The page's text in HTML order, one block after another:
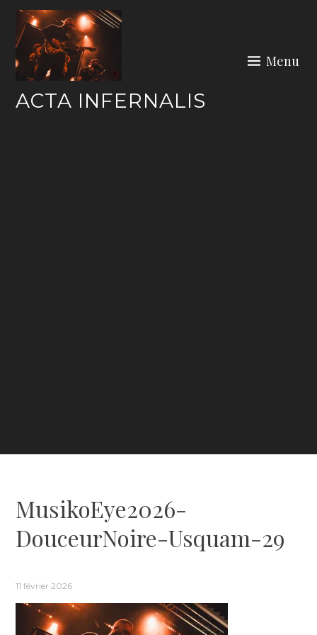
Skip
content
ACTA INFERNALIS
Menu
MusikoEye2026-
DouceurNoire-Usquam-29
11 février 2026